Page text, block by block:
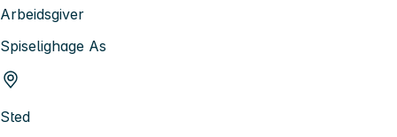
Arbeidsgiver
Spiselighage As
Sted